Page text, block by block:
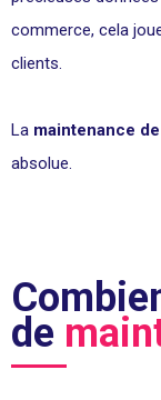
commerce, cela
clients.
La maintenance
absolue.
de